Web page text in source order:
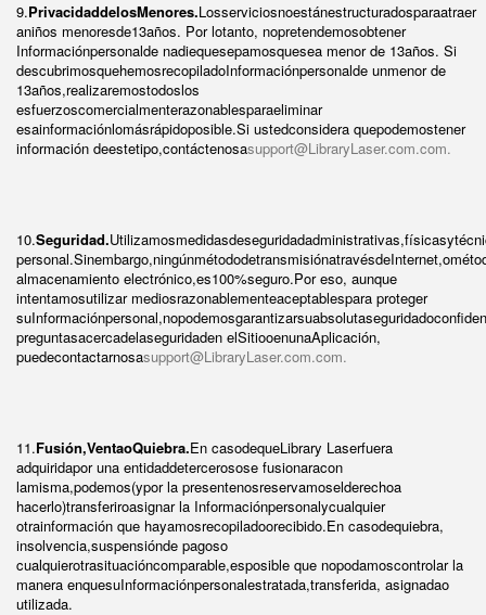
9.PrivacidaddelosMenores.Losserviciosnoestánestructuradosparaatraer
aniños menoresde13años. Por lotanto, nopretendemosobtener
Informaciónpersonalde nadiequesepamosquesea menor de 13años. Si
descubrimosquehemosrecopiladoInformaciónpersonalde unmenor de
13años,realizaremostodoslos
esfuerzoscomercialmenterazonablesparaeliminar
esainformaciónlomásrápidoposible.Si ustedconsidera quepodemostener
información deestetipo,contáctenosasupport@LibraryLaser.com.com.
10.Seguridad.
almacenamiento electrónico,es100%seguro.Por eso, aunque
intentamosutilizar mediosrazonablementeaceptablespara proteger
preguntasacercadelaseguridaden elSitiooenunaAplicación,
puedecontactarnosasupport@LibraryLaser.com.com.
11.Fusión,VentaoQuiebra.En casodequeLibrary Laserfuera
adquiridapor una entidaddetercerosose fusionaracon
lamisma,podemos(ypor la presentenosreservamoselderechoa
hacerlo)transferiroasignar la Informaciónpersonalycualquier
otrainformación que hayamosrecopiladoorecibido.En casodequiebra,
insolvencia,suspensiónde pagoso
cualquierotrasituacióncomparable,esposible que nopodamoscontrolar la
manera enquesuInformaciónpersonalestratada,transferida, asignadao
utilizada.